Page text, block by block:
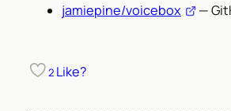
jamiepine/voicebox —
2 Like?